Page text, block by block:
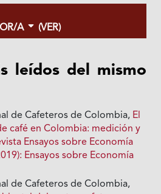
A (VER)
leídos del mismo
de Cafeteros de Colombia, El
café en Colombia: medición y
Ensayos sobre Economía
Ensayos sobre Economía
de Cafeteros de Colombia,